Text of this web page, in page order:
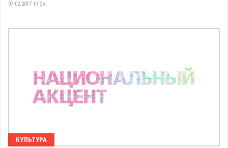
07.02.2017 13:26
КУЛЬТУРА